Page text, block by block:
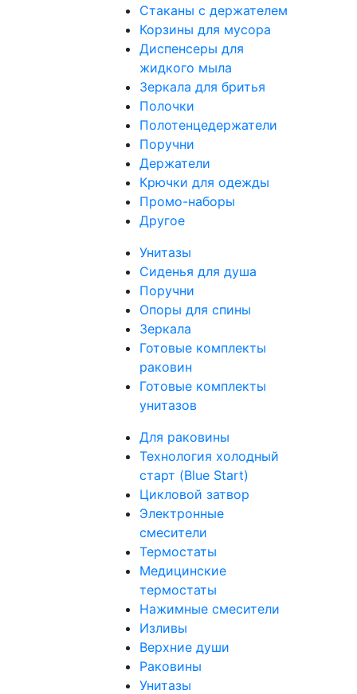
Стаканы с держателем
Корзины для мусора
Диспенсеры для
жидкого мыла
Зеркала для бритья
Полочки
Полотенцедержатели
Поручни
Держатели
Крючки для одежды
Промо-наборы
Другое
Унитазы
Сиденья для душа
Поручни
Опоры для спины
Зеркала
Готовые комплекты
раковин
Готовые комплекты
унитазов
Для раковины
Технология холодный
старт (Blue Start)
Цикловой затвор
Электронные
смесители
Термостаты
Медицинские
термостаты
Нажимные смесители
Изливы
Верхние души
Раковины
Унитазы